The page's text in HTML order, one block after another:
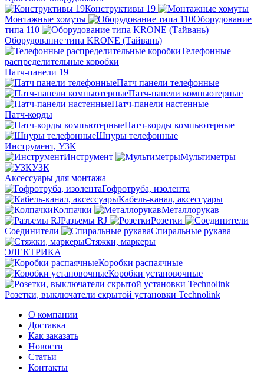
Конструктивы 19
Монтажные хомуты
Оборудование
типа 110
Оборудование типа KRONE (Тайвань)
Телефонные
распределительные коробки
Патч-панели 19
Патч панели телефонные
Патч-панели компьютерные
Патч-панели настенные
Патч-корды
Патч-корды компьютерные
Шнуры телефонные
Инструмент, УЗК
Инструмент
Мультиметры
УЗК
Аксессуары для монтажа
Гофротруба, изолента
Кабель-канал, аксессуары
Колпачки
Металлорукав
Разъемы RJ
Розетки
Соединители
Спиральные рукава
Стяжки, маркеры
ЭЛЕКТРИКА
Коробки распаячные
Коробки установочные
Розетки, выключатели скрытой установки Technolink
О компании
Доставка
Как заказать
Новости
Статьи
Контакты